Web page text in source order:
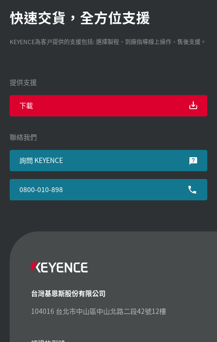
快速交貨，全方位支援
KEYENCE為客戸提供的支援包括: 選擇製程、到廠指導線上操作、售後支援。
提供支援
下載
聯絡我們
詢問 KEYENCE
0800-010-898
台灣基恩斯股份有限公司
104016 台北市中山區中山北路二段42號12樓